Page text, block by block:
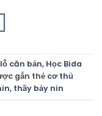
căn bản, Học Bida
gắn thẻ cơ thủ
, thầy bảy nin